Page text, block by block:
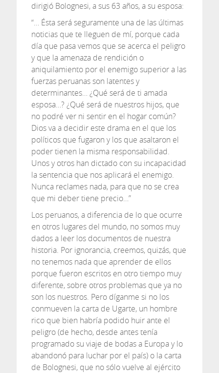
dirigió Bolognesi, a sus 63 años, a su esposa:
“… Ésta será seguramente una de las últimas
noticias que te lleguen de mí, porque cada
día que pasa vemos que se acerca el peligro
y que la amenaza de rendición o
aniquilamiento por el enemigo superior a las
fuerzas peruanas son latentes y
determinantes… ¿Qué será de ti amada
esposa…? ¿Qué será de nuestros hijos, que
no podré ver ni sentir en el hogar común?
Dios va a decidir este drama en el que los
políticos que fugaron y los que asaltaron el
poder tienen la misma responsabilidad.
Unos y otros han dictado con su incapacidad
la sentencia que nos aplicará el enemigo.
Nunca reclames nada, para que no se crea
que mi deber tiene precio…”
Los peruanos, a diferencia de lo que ocurre
en otros lugares del mundo, no somos muy
dados a leer los documentos de nuestra
historia. Por ignorancia, creemos, quizás, que
no tenemos nada que aprender de ellos
porque fueron escritos en otro tiempo muy
diferente, sobre otros problemas que ya no
son los nuestros. Pero díganme si no los
conmueven la carta de Ugarte, un hombre
rico que bien habría podido huir ante el
peligro (de hecho, desde antes tenía
programado su viaje de bodas a Europa y lo
abandonó para luchar por el país) o la carta
de Bolognesi, que no sólo vuelve al ejército